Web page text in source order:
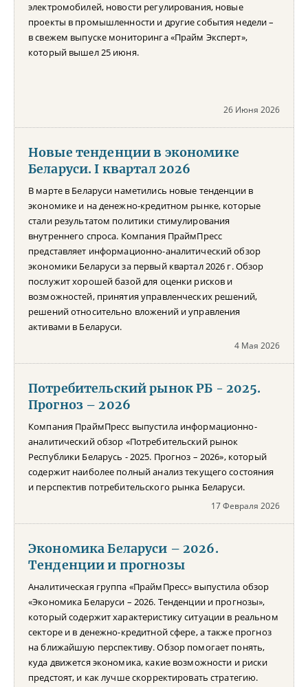
электромобилей, новости регулирования, новые
проекты в промышленности и другие события недели –
в свежем выпуске мониторинга «Прайм Эксперт»,
который вышел 25 июня.
26 Июня 2026
Новые тенденции в экономике
Беларуси. I квартал 2026
В марте в Беларуси наметились новые тенденции в
экономике и на денежно-кредитном рынке, которые
стали результатом политики стимулирования
внутреннего спроса. Компания ПраймПресс
представляет информационно-аналитический обзор
экономики Беларуси за первый квартал 2026 г. Обзор
послужит хорошей базой для оценки рисков и
возможностей, принятия управленческих решений,
решений относительно вложений и управления
активами в Беларуси.
4 Мая 2026
Потребительский рынок РБ - 2025.
Прогноз – 2026
Компания ПраймПресс выпустила информационно-
аналитический обзор «Потребительский рынок
Республики Беларусь - 2025. Прогноз – 2026», который
содержит наиболее полный анализ текущего состояния
и перспектив потребительского рынка Беларуси.
17 Февраля 2026
Экономика Беларуси – 2026.
Тенденции и прогнозы
Аналитическая группа «ПраймПресс» выпустила обзор
«Экономика Беларуси – 2026. Тенденции и прогнозы»,
который содержит характеристику ситуации в реальном
секторе и в денежно-кредитной сфере, а также прогноз
на ближайшую перспективу. Обзор помогает понять,
куда движется экономика, какие возможности и риски
предстоят, и как лучше скорректировать стратегию.